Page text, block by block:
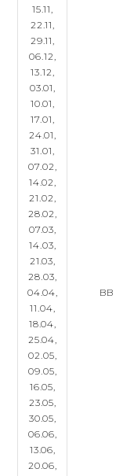
15.11,
22.11,
29.11,
06.12,
13.12,
03.01,
10.01,
17.01,
24.01,
31.01,
07.02,
14.02,
21.02,
28.02,
07.03,
14.03,
21.03,
28.03,
04.04,
11.04,
18.04,
25.04,
02.05,
09.05,
16.05,
23.05,
30.05,
06.06,
13.06,
20.06,
BB